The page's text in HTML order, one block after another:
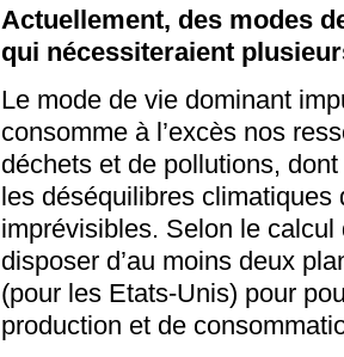
Actuellement, des modes
qui nécessiteraient
Le mode de vie dominant
consomme à l’excès nos
déchets et de pollutions,
les déséquilibres
imprévisibles. Selon le calcul
disposer d’au moins deux
(pour les Etats-Unis) pour
production et de